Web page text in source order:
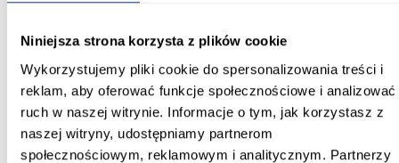
Niniejsza strona korzysta z plików cookie
Wykorzystujemy pliki cookie do spersonalizowania treści i
reklam, aby oferować funkcje społecznościowe i analizować
ruch w naszej witrynie. Informacje o tym, jak korzystasz z
naszej witryny, udostępniamy partnerom
społecznościowym, reklamowym i analitycznym. Partnerzy
ukryty
Rozstaw śrub:
18
Deska w zestawie:
Tak